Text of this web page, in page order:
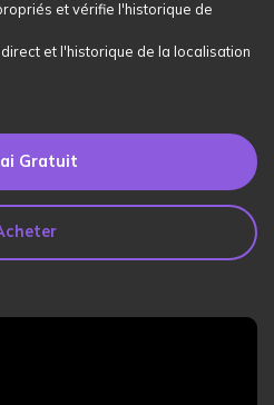
Écoles
Essai Gratuit
Plus>
et vérifie l'historique de
et l'historique de la localisation
Gratuit